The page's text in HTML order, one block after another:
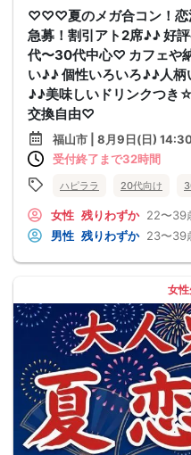
♡♡♡夏のメガ合コン！
急募！割引アト2席♪♪ 好
代〜30代中心♡ カフェや
い♪♪ 個性いろいろ♪♪人
♪♪美味しいドリンクつ
交換自由♡
福山市 | 8月9日(日)
受付終了まで32時間
ハピララ 20代向け
女性 残りわずか 22〜39
男性 残りわずか 23〜39
女性